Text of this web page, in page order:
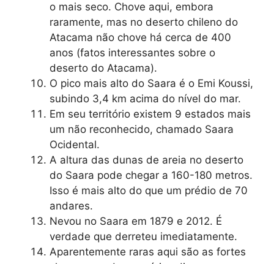
o mais seco. Chove aqui, embora
raramente, mas no deserto chileno do
Atacama não chove há cerca de 400
anos (fatos interessantes sobre o
deserto do Atacama).
O pico mais alto do Saara é o Emi Koussi,
subindo 3,4 km acima do nível do mar.
Em seu território existem 9 estados mais
um não reconhecido, chamado Saara
Ocidental.
A altura das dunas de areia no deserto
do Saara pode chegar a 160-180 metros.
Isso é mais alto do que um prédio de 70
andares.
Nevou no Saara em 1879 e 2012. É
verdade que derreteu imediatamente.
Aparentemente raras aqui são as fortes